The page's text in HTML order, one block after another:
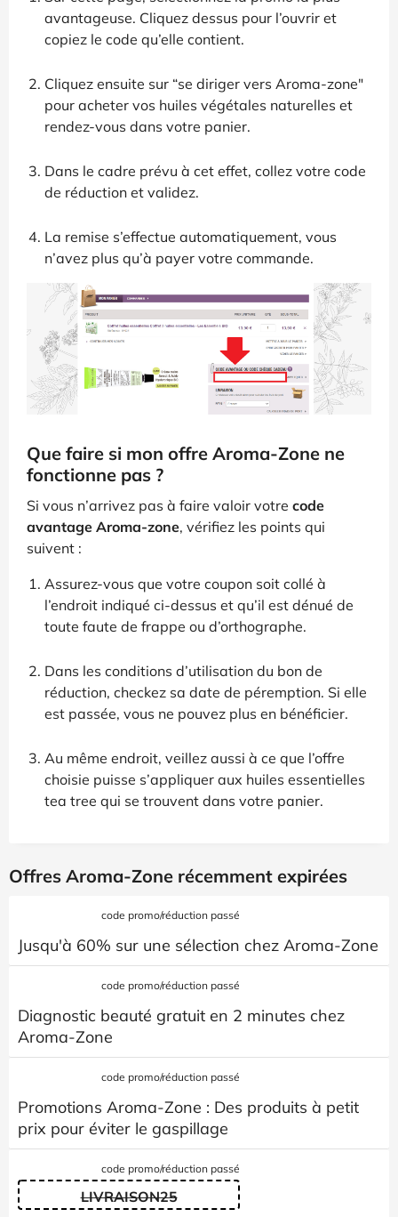
avantageuse. Cliquez dessus pour l’ouvrir et
copiez le code qu’elle contient.
Cliquez ensuite sur “se diriger vers Aroma-zone"
pour acheter vos huiles végétales naturelles et
rendez-vous dans votre panier.
Dans le cadre prévu à cet effet, collez votre code
de réduction et validez.
La remise s’effectue automatiquement, vous
n’avez plus qu’à payer votre commande.
Que faire si mon offre Aroma-Zone ne
fonctionne pas ?
Si vous n’arrivez pas à faire valoir votre code
avantage Aroma-zone, vérifiez les points qui
suivent :
Assurez-vous que votre coupon soit collé à
l’endroit indiqué ci-dessus et qu’il est dénué de
toute faute de frappe ou d’orthographe.
Dans les conditions d’utilisation du bon de
réduction, checkez sa date de péremption. Si elle
est passée, vous ne pouvez plus en bénéficier.
Au même endroit, veillez aussi à ce que l’offre
choisie puisse s’appliquer aux huiles essentielles
tea tree qui se trouvent dans votre panier.
Offres Aroma-Zone récemment expirées
code promo/réduction passé
Jusqu'à 60% sur une sélection chez Aroma-Zone
code promo/réduction passé
Diagnostic beauté gratuit en 2 minutes chez
Aroma-Zone
code promo/réduction passé
Promotions Aroma-Zone : Des produits à petit
prix pour éviter le gaspillage
code promo/réduction passé
LIVRAISON25